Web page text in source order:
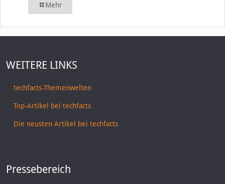
Mehr
WEITERE LINKS
techfacts-Themenwelten
Top-Artikel bei techfacts
Die neusten Artikel bei techfacts
Pressebereich